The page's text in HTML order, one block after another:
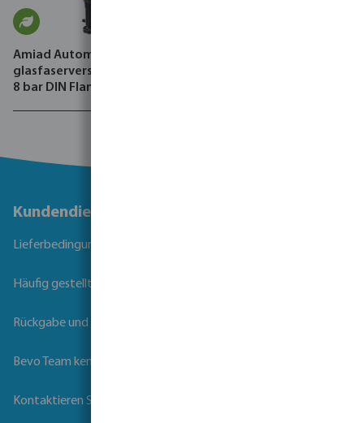
Amiad Automatischer Filter
glasfaserverstärktes Nylon
8 bar DIN Flansch
Kundendienst
Lieferbedingungen
Häufig gestellte Fragen
Rückgabe und Garantie
Bevo Team kennenlernen
Kontaktieren Sie uns